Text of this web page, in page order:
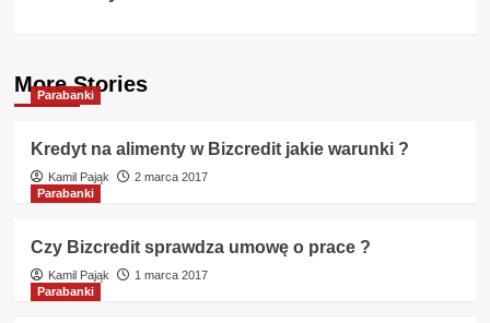
More Stories
Parabanki
Kredyt na alimenty w Bizcredit jakie warunki ?
Kamil Pająk
2 marca 2017
Parabanki
Czy Bizcredit sprawdza umowę o prace ?
Kamil Pająk
1 marca 2017
Parabanki